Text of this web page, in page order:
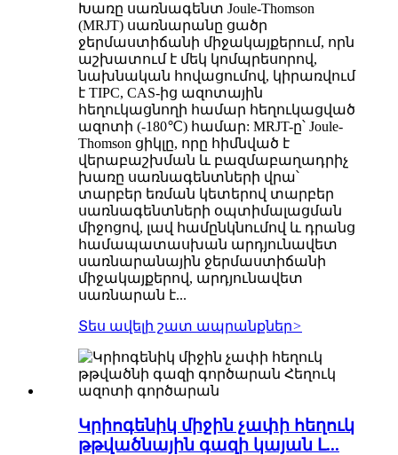
Խառը սառնագենտ Joule-Thomson
(MRJT) սառնարանը ցածր
ջերմաստիճանի միջակայքերում, որն
աշխատում է մեկ կոմպրեսորով,
նախնական հովացումով, կիրառվում
է TIPC, CAS-ից ազոտային
հեղուկացնողի համար հեղուկացված
ազոտի (-180℃) համար: MRJT-ը՝ Joule-
Thomson ցիկլը, որը հիմնված է
վերաբաշխման և բազմաբաղադրիչ
խառը սառնագենտների վրա՝
տարբեր եռման կետերով տարբեր
սառնագենտների օպտիմալացման
միջոցով, լավ համընկնումով և դրանց
համապատասխան արդյունավետ
սառնարանային ջերմաստիճանի
միջակայքերով, արդյունավետ
սառնարան է...
Տես ավելի շատ ապրանքներ>
Կրիոգենիկ միջին չափի հեղուկ
թթվածնային գազի կայան Լ...